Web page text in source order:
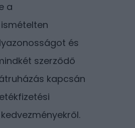
a
és
szerződő
kapcsán